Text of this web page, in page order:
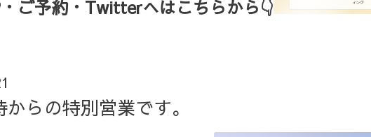
ご予約・Twitterへはこちらから👇
らの特別営業です。